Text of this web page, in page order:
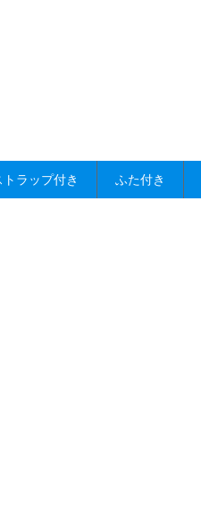
トラップ付き ふた付き